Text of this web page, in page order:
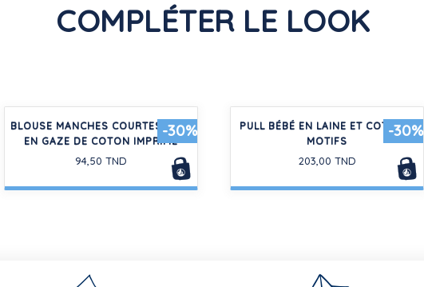
COMPLÉTER LE LOOK
-30%
BLOUSE MANCHES COURTES BÉBÉ
EN GAZE DE COTON IMPRIMÉ
94,50 TND
-30%
PULL BÉBÉ EN LAINE ET COTON À
MOTIFS
203,00 TND